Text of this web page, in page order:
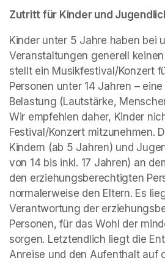
Zutritt für Kinder und
Kinder unter 5 Jahre haben bei
Veranstaltungen generell
stellt ein Musikfestival/Konzert
Personen unter 14 Jahren –
Belastung (Lautstärke,
Wir empfehlen daher, Kinder
Festival/Konzert mitzunehmen.
Kindern (ab 5 Jahren) und
von 14 bis inkl. 17 Jahren) an
den erziehungsberechtigten
normalerweise den Eltern. Es
Verantwortung der
Personen, für das Wohl der
sorgen. Letztendlich liegt die
Anreise und den Aufenthalt auf